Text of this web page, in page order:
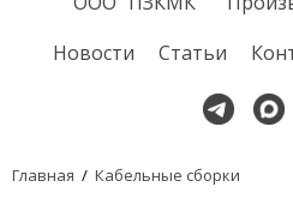
Новости
Статьи
Главная / Кабельные сборки